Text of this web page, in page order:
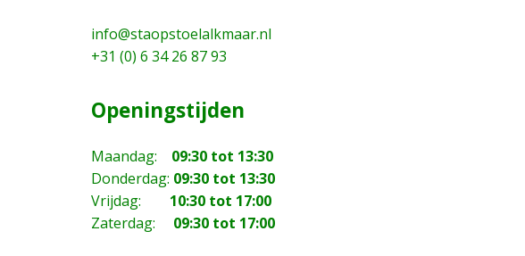
info@staopstoelalkmaar.nl
+31 (0) 6 34 26 87 93
Openingstijden
Maandag: 09:30 tot 13:30
Donderdag: 09:30 tot 13:30
Vrijdag: 10:30 tot 17:00
Zaterdag: 09:30 tot 17:00